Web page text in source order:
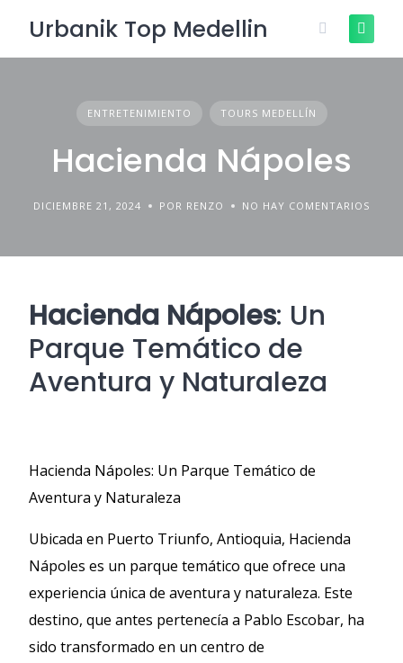
content
Urbanik Top Medellin
ENTRETENIMIENTO TOURS MEDELLÍN
Hacienda Nápoles
DICIEMBRE 21, 2024 POR RENZO NO HAY COMENTARIOS
Hacienda Nápoles: Un
Parque Temático de
Aventura y Naturaleza
Hacienda Nápoles: Un Parque Temático de
Aventura y Naturaleza
Ubicada en Puerto Triunfo, Antioquia, Hacienda
Nápoles es un parque temático que ofrece una
experiencia única de aventura y naturaleza. Este
destino, que antes pertenecía a Pablo Escobar, ha
sido transformado en un centro de